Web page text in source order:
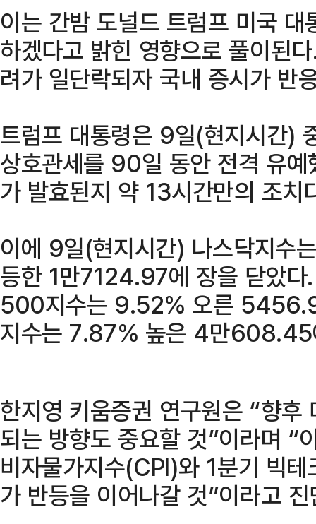
이는 간밤 도널드 트럼프 미국
하겠다고 밝힌 영향으로 풀이된
려가 일단락되자 국내 증시가 반
트럼프 대통령은 9일(현지시간)
상호관세를 90일 동안 전격 유
가 발효된지 약 13시간만의 조치
이에 9일(현지시간) 나스닥지수
등한 1만7124.97에 장을 닫았다
500지수는 9.52% 오른
지수는 7.87% 높은 4만608.45
한지영 키움증권 연구원은 “향
되는 방향도 중요할 것”이라며 “
비자물가지수(CPI)와 1분기 빅
가 반등을 이어나갈 것”이라고